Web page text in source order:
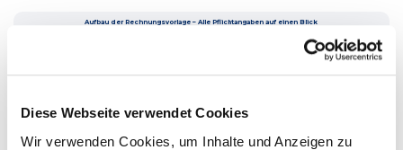
Diese Webseite verwendet Cookies
Wir verwenden Cookies, um Inhalte und Anzeigen zu
Aufbau der Rechnungsvorlage – Alle Pflichtangaben auf einen Blick
1 | Unterhaltsreinigung EG, 3x/Wo
IBAN: DE89... | Zahlungsziel: 14 Tage | 2% Skonto in 7 Tagen 9
Zahlungsinfo + Skonto
Bankverbindung + Zahlungsziel